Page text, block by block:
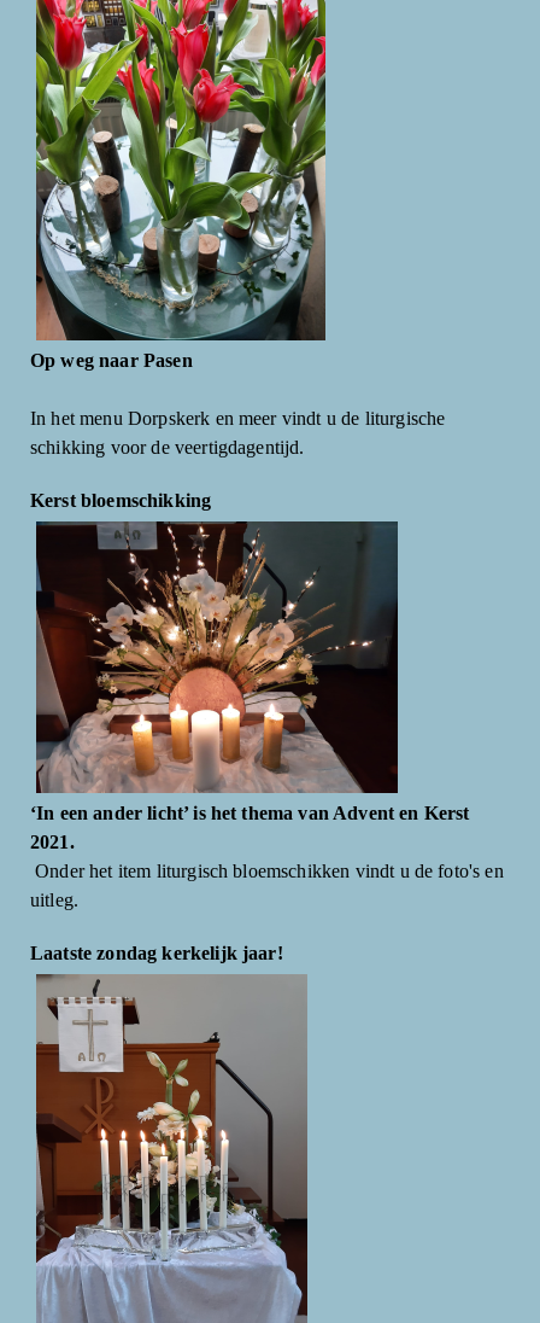
Op weg naar Pasen
In het menu Dorpskerk en meer vindt u de liturgische
schikking voor de veertigdagentijd.
Kerst bloemschikking
‘In een ander licht’ is het thema van Advent en Kerst
2021.
Onder het item liturgisch bloemschikken vindt u de foto's en
uitleg.
Laatste zondag kerkelijk jaar!